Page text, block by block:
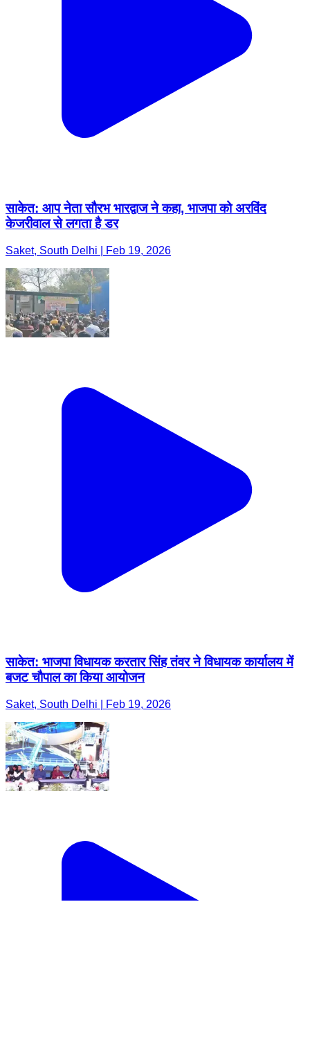
साकेत: आप नेता सौरभ भारद्वाज ने कहा, भाजपा को अरविंद
केजरीवाल से लगता है डर
Saket, South Delhi | Feb 19, 2026
साकेत: भाजपा विधायक करतार सिंह तंवर ने विधायक कार्यालय में
बजट चौपाल का किया आयोजन
Saket, South Delhi | Feb 19, 2026